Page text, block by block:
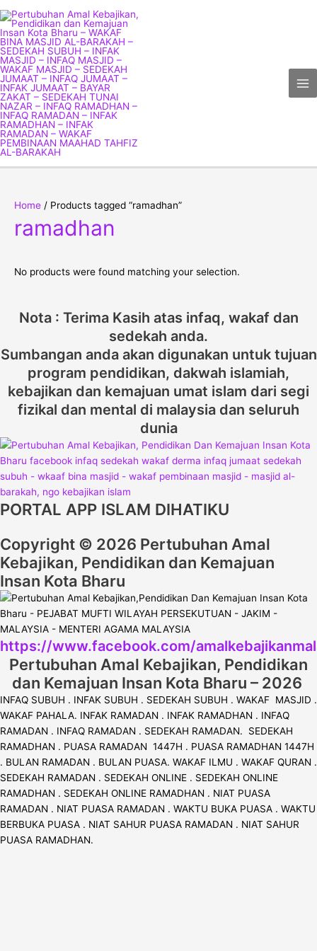
to
content
Home / Products tagged “ramadhan”
ramadhan
No products were found matching your selection.
Nota : Terima Kasih atas infaq, wakaf dan
sedekah anda.
Sumbangan anda akan digunakan untuk tujuan
program pendidikan, dakwah islamiah,
kebajikan dan kemajuan umat islam dari segi
fizikal dan mental di malaysia dan seluruh
dunia
PORTAL APP ISLAM DIHATIKU
Copyright © 2026 Pertubuhan Amal
Kebajikan, Pendidikan dan Kemajuan
Insan Kota Bharu
https://www.facebook.com/
Pertubuhan Amal Kebajikan, Pendidikan
dan Kemajuan Insan Kota Bharu – 2026
INFAQ SUBUH . INFAK SUBUH . SEDEKAH SUBUH . WAKAF MASJID .
WAKAF PAHALA. INFAK RAMADAN . INFAK RAMADHAN . INFAQ
RAMADAN . INFAQ RAMADAN . SEDEKAH RAMADAN. SEDEKAH
RAMADHAN . PUASA RAMADAN 1447H . PUASA RAMADHAN 1447H
. BULAN RAMADAN . BULAN PUASA. WAKAF ILMU . WAKAF QURAN .
SEDEKAH RAMADAN . SEDEKAH ONLINE . SEDEKAH ONLINE
RAMADHAN . SEDEKAH ONLINE RAMADHAN . NIAT PUASA
RAMADAN . NIAT PUASA RAMADAN . WAKTU BUKA PUASA . WAKTU
BERBUKA PUASA . NIAT SAHUR PUASA RAMADAN . NIAT SAHUR
PUASA RAMADHAN.